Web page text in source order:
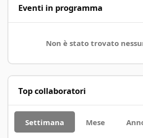
Eventi in programma
Non è stato trovato
Top collaboratori
Settimana Mese